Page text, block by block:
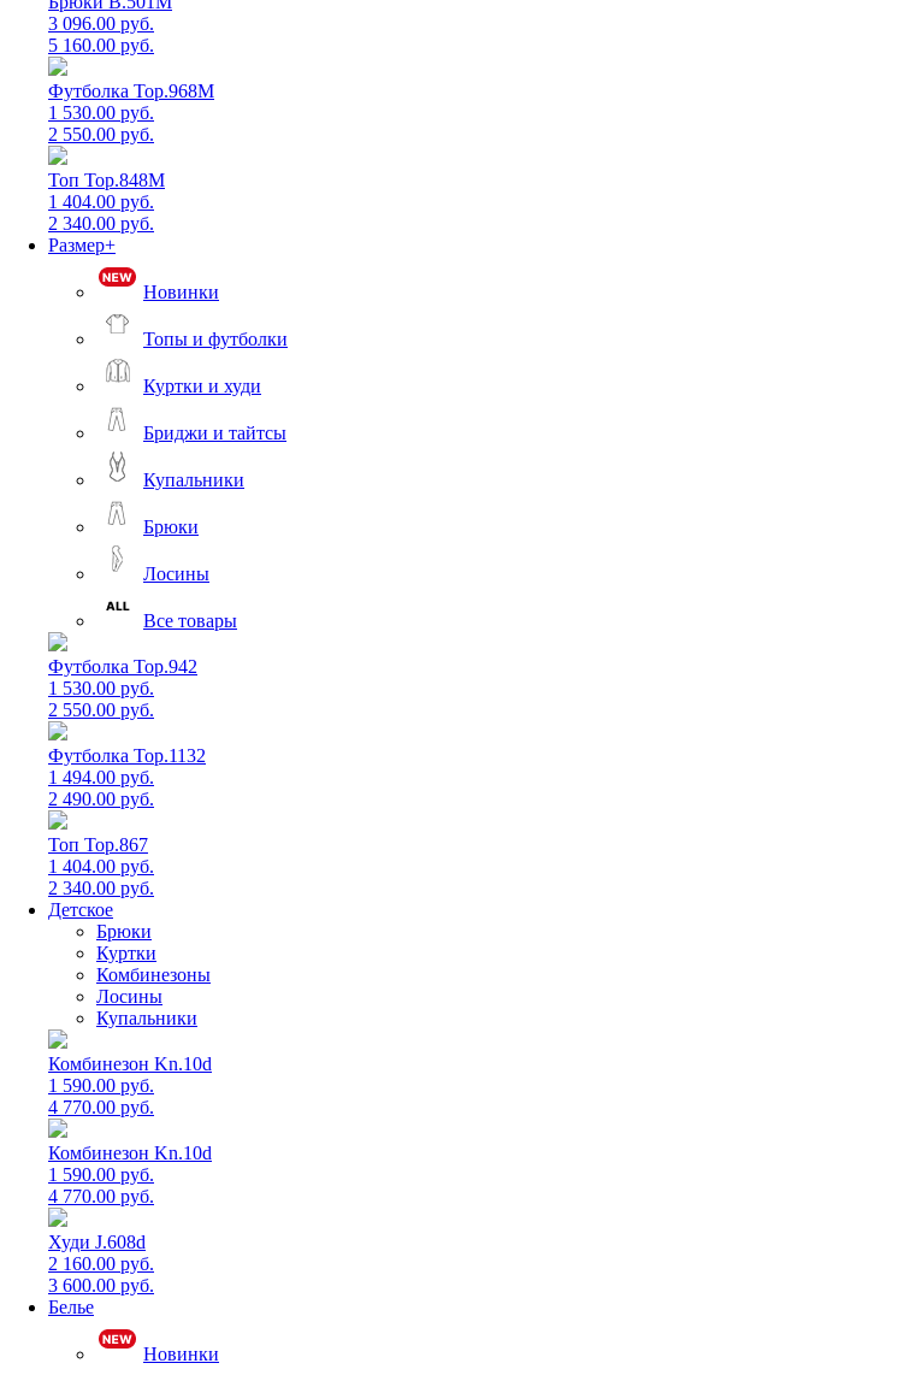
3 096.00 руб.
5 160.00 руб.
Футболка Top.968M
1 530.00 руб.
2 550.00 руб.
Топ Top.848M
1 404.00 руб.
2 340.00 руб.
Размер+
Новинки
Топы и футболки
Куртки и худи
Бриджи и тайтсы
Купальники
Брюки
Лосины
Все товары
Футболка Top.942
1 530.00 руб.
2 550.00 руб.
Футболка Top.1132
1 494.00 руб.
2 490.00 руб.
Топ Top.867
1 404.00 руб.
2 340.00 руб.
Детское
Брюки
Куртки
Комбинезоны
Лосины
Купальники
Комбинезон Kn.10d
1 590.00 руб.
4 770.00 руб.
Комбинезон Kn.10d
1 590.00 руб.
4 770.00 руб.
Худи J.608d
2 160.00 руб.
3 600.00 руб.
Белье
Новинки